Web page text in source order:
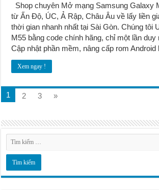
Shop chuyên Mở mạng Samsung Galaxy
từ Ấn Độ, ÚC, Ả Rập, Châu Âu về lấy liền
thời gian nhanh nhất tại Sài Gòn. Chúng tôi
M55 bằng code chính hãng, chỉ một lần duy
Cập nhật phần mềm, nâng cấp rom
Xem ngay !
1 2 3 »